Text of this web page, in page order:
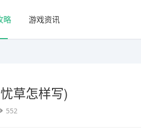
略 游戏资讯
草怎样写)
552